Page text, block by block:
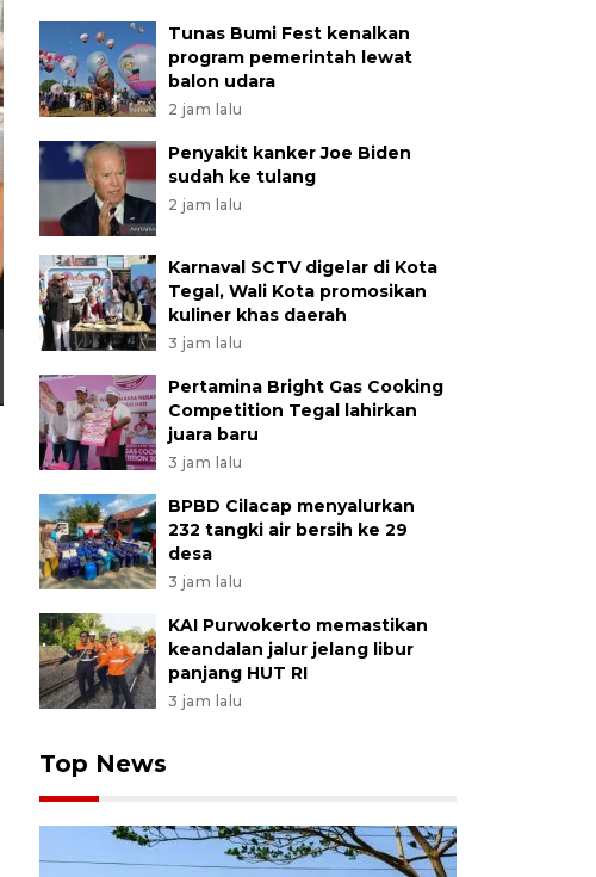
Tunas Bumi Fest kenalkan
program pemerintah lewat
balon udara
2 jam lalu
Penyakit kanker Joe Biden
sudah ke tulang
2 jam lalu
Karnaval SCTV digelar di Kota
Tegal, Wali Kota promosikan
kuliner khas daerah
3 jam lalu
Pertamina Bright Gas Cooking
Competition Tegal lahirkan
juara baru
3 jam lalu
BPBD Cilacap menyalurkan
232 tangki air bersih ke 29
desa
3 jam lalu
KAI Purwokerto memastikan
keandalan jalur jelang libur
panjang HUT RI
3 jam lalu
Top News